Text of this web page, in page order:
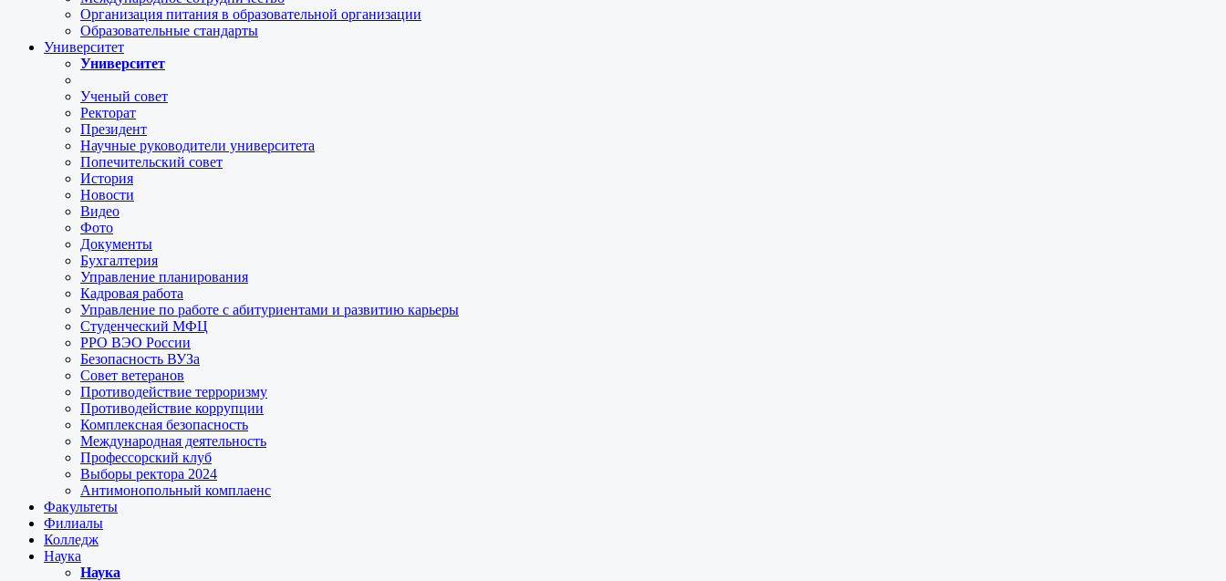
Организация питания в образовательной организации
Образовательные стандарты
Университет
Университет
Ученый совет
Ректорат
Президент
Научные руководители университета
Попечительский совет
История
Новости
Видео
Фото
Документы
Бухгалтерия
Управление планирования
Кадровая работа
Управление по работе с абитуриентами и развитию карьеры
Студенческий МФЦ
РРО ВЭО России
Безопасность ВУЗа
Совет ветеранов
Противодействие терроризму
Противодействие коррупции
Комплексная безопасность
Международная деятельность
Профессорский клуб
Выборы ректора 2024
Антимонопольный комплаенс
Факультеты
Филиалы
Колледж
Наука
Наука